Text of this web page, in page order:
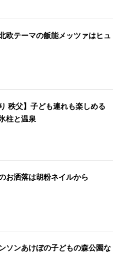
欧テーマの飯能メッツァはヒュ
秩父】子ども連れも楽しめる
柱と温泉
お洒落は胡粉ネイルから
ソンあけぼの子どもの森公園な